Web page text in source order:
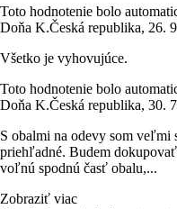
Toto hodnotenie bolo
Doňa K.Česká republika, 26.
Všetko je vyhovujúce.
Toto hodnotenie bolo
Doňa K.Česká republika, 30.
S obalmi na odevy som veľmi
priehľadné. Budem
voľnú spodnú časť obalu,...
Zobraziť viac